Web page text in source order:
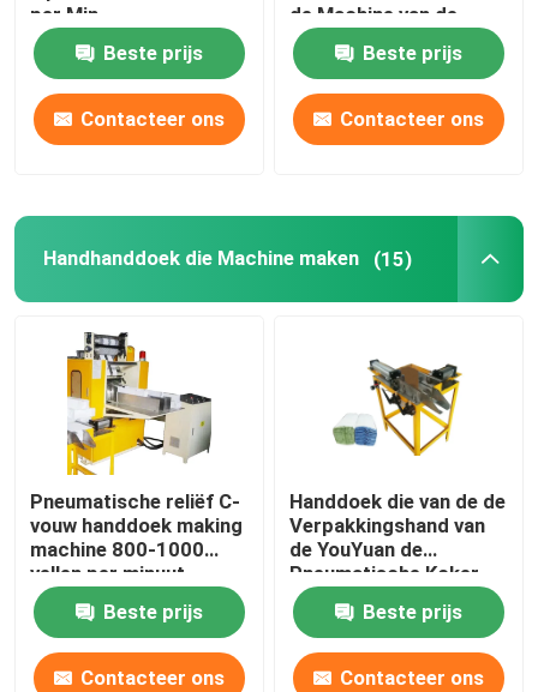
De Machine van de keukenhanddoek
De Machine van het zakweefsel
per Min
Beste prijs
Contacteer ons
de Machine van de
Bundelverpakking
Beste prijs
Contacteer ons
Handhanddoek die Machine maken (15)
Pneumatische reliëf C-
vouw handdoek making
machine 800-1000
vellen per minuut
Beste prijs
Contacteer ons
Handdoek die van de de
Verpakkingshand van
de YouYuan de
Pneumatische Koker
Machine 80dB maken
Beste prijs
Contacteer ons